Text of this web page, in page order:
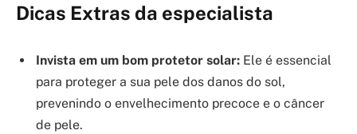
Dicas Extras da especialista
Invista em um bom protetor solar: Ele é essencial
para proteger a sua pele dos danos do sol,
prevenindo o envelhecimento precoce e o câncer
de pele.